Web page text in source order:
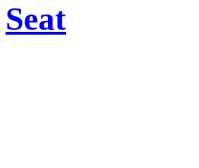
Seat